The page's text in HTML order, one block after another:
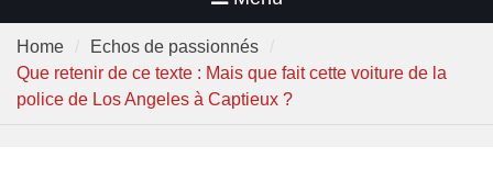
Home
Echos de passionnés
Que retenir de ce texte : Mais que fait cette voiture de la
police de Los Angeles à Captieux ?